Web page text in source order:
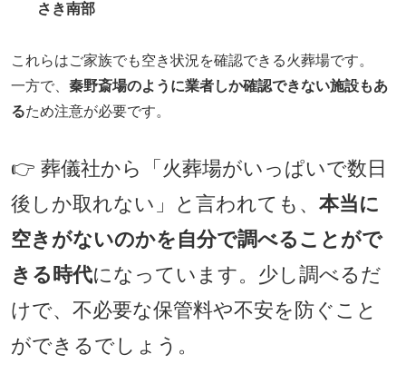
さき南部
これらはご家族でも空き状況を確認できる火葬場です。
一方で、 秦野斎場のように業者しか確認できない施設もあ
るため注意が必要です。
👉 葬儀社から「火葬場がいっぱいで数日
後しか取れない」と言われても、 本当に
空きがないのかを自分で調べることがで
きる時代になっています。少し調べるだ
けで、不必要な保管料や不安を防ぐこと
ができるでしょう。